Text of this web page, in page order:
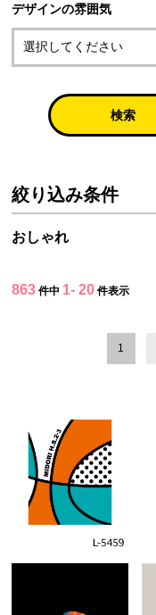
デザインの雰囲気
検索
絞り込み条件
おしゃれ
863 件中 1- 20 件表示
1